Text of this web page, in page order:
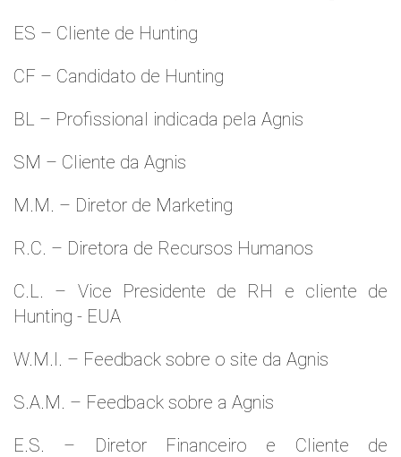
ES – Cliente de Hunting
CF – Candidato de Hunting
BL – Profissional indicada pela Agnis
SM – Cliente da Agnis
M.M. – Diretor de Marketing
R.C. – Diretora de Recursos Humanos
C.L. – Vice Presidente de RH e cliente de
Hunting - EUA
W.M.l. – Feedback sobre o site da Agnis
S.A.M. – Feedback sobre a Agnis
E.S. – Diretor Financeiro e Cliente de